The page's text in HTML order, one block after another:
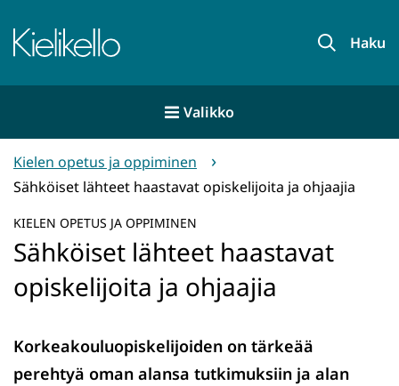
sisältöön
Etusivu Haku
Valikko
Kielen opetus ja oppiminen
Sähköiset lähteet haastavat opiskelijoita ja ohjaajia
KIELEN OPETUS JA OPPIMINEN
Sähköiset lähteet haastavat
opiskelijoita ja ohjaajia
Korkeakouluopiskelijoiden on tärkeää
perehtyä oman alansa tutkimuksiin ja alan